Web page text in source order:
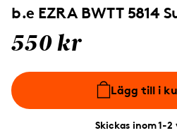
b.e EZRA BWTT 5814
550 kr
Lägg till i
Skickas inom 1-